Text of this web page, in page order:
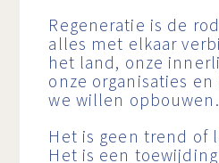
Regeneratie is de
alles met elkaar
het land, onze
onze organisaties
we willen opbouwen.
Het is geen trend of
Het is een